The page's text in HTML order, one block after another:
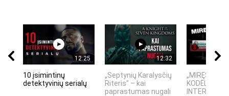
12:25
10 įsimintinų
detektyvinių serialų
12:32
„Septynių Karalysčių
Riteris" – kai
paprastumas nugali
„MIRĘS
KODĖL
INTERNETO